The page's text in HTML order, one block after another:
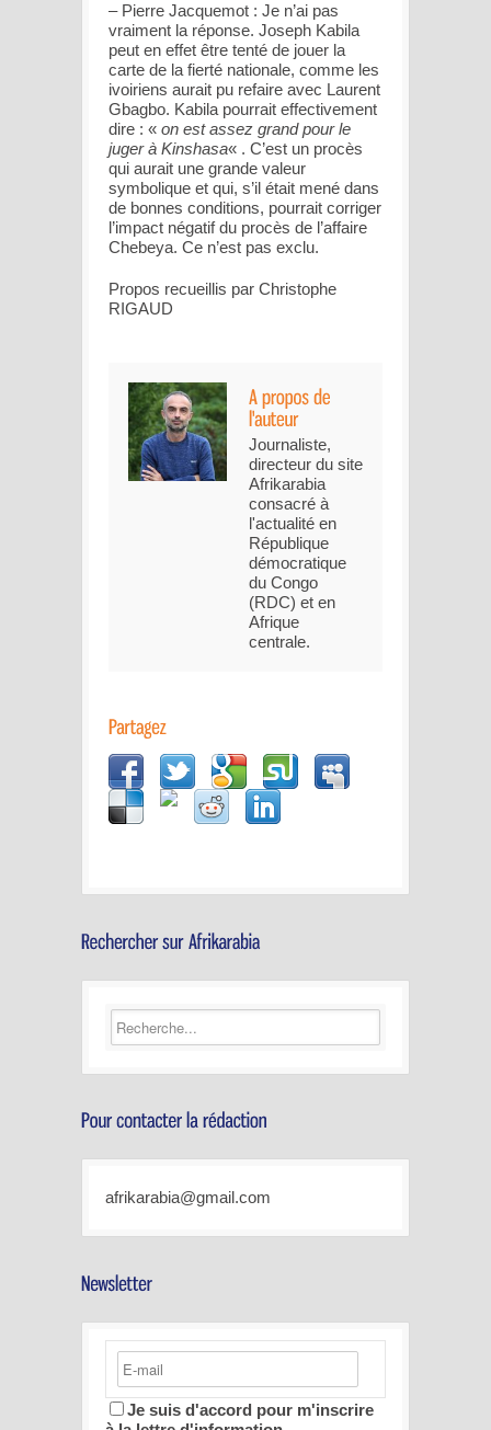
– Pierre Jacquemot : Je n’ai pas
vraiment la réponse. Joseph Kabila
peut en effet être tenté de jouer la
carte de la fierté nationale, comme les
ivoiriens aurait pu refaire avec Laurent
Gbagbo. Kabila pourrait effectivement
dire : « on est assez grand pour le
juger à Kinshasa« . C’est un procès
qui aurait une grande valeur
symbolique et qui, s’il était mené dans
de bonnes conditions, pourrait corriger
l’impact négatif du procès de l’affaire
Chebeya. Ce n’est pas exclu.
Propos recueillis par Christophe
RIGAUD
Journaliste,
directeur du site
Afrikarabia
consacré à
l'actualité en
République
démocratique
du Congo
(RDC) et en
Afrique
centrale.
afrikarabia@gmail.com
Je suis d'accord pour m'inscrire